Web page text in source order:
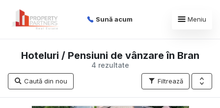
Sună acum Meniu
4 rezultate
Hoteluri / Pensiuni de vânzare în Bran
Filtrează
Caută din nou